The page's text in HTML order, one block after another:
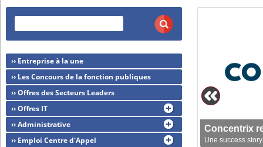
Concentrix
Une success
›› Entreprise à la une
›› Les Concours de la fonction publiques
›› Offres des Secteurs Leaders
›› Offres IT
›› Administrative
›› Emploi Centre d'Appel